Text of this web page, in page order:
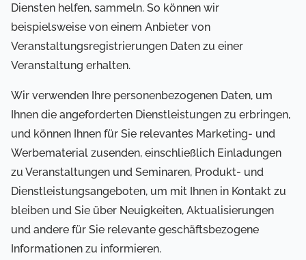
Diensten helfen, sammeln. So können wir
beispielsweise von einem Anbieter von
Veranstaltungsregistrierungen Daten zu einer
Veranstaltung erhalten.
Wir verwenden Ihre personenbezogenen Daten, um
Ihnen die angeforderten Dienstleistungen zu erbringen,
und können Ihnen für Sie relevantes Marketing- und
Werbematerial zusenden, einschließlich Einladungen
zu Veranstaltungen und Seminaren, Produkt- und
Dienstleistungsangeboten, um mit Ihnen in Kontakt zu
bleiben und Sie über Neuigkeiten, Aktualisierungen
und andere für Sie relevante geschäftsbezogene
Informationen zu informieren.